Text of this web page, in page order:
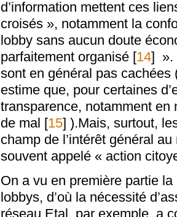
d’information mettent ces
croisés », notamment la
lobby sans aucun doute
parfaitement organisé [14] ».
sont en général pas
estime que, pour certaines
transparence, notamment
de mal [15] ).Mais, surtout,
champ de l’intérêt général
souvent appelé « action
On a vu en première partie
lobbys, d’où la nécessité
réseau Etal, par exemple, a